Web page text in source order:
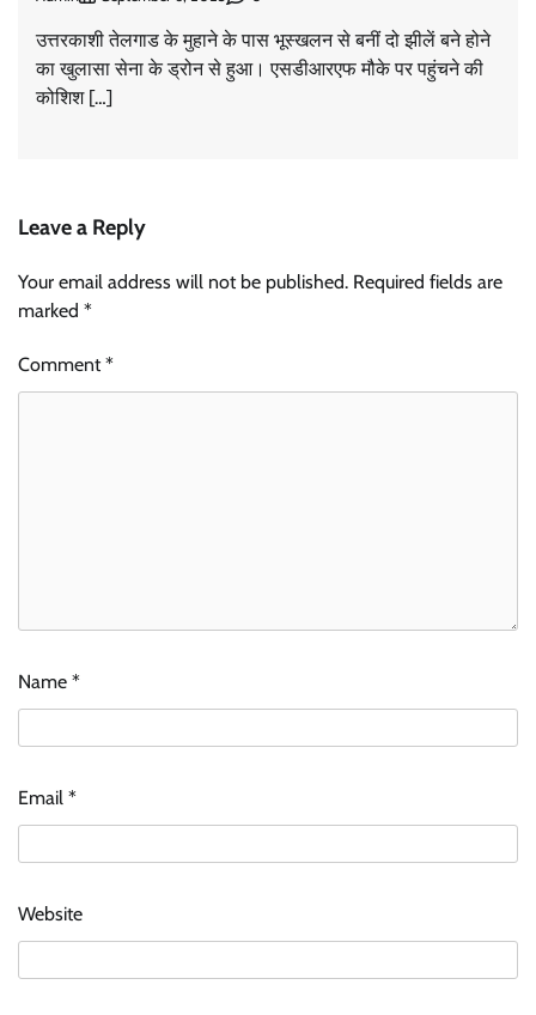
उत्तरकाशी तेलगाड के मुहाने के पास भूस्खलन से बनीं दो झीलें बने होने
का खुलासा सेना के ड्रोन से हुआ। एसडीआरएफ मौके पर पहुंचने की
कोशिश […]
Leave a Reply
Your email address will not be published. Required fields are
marked *
Comment*
Name *
Email *
Website